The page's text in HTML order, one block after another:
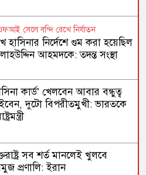
সেলে বন্দি রেখে নির্যাতন
হাসিনার নির্দেশে গুম করা হয়েছিল
আহমদকে: তদন্ত সংস্থা
কার্ড’ খেলবেন আবার বন্ধুত্ব
দুটো বিপরীতমুখী: ভারতকে
সব শর্ত মানলেই খুলবে
প্রণালি: ইরান